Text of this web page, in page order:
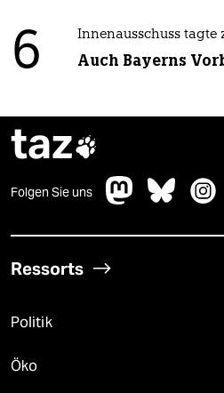
6 Innenausschuss tagte
Auch Bayerns
taz
Folgen Sie uns
Ressorts
Politik
Öko